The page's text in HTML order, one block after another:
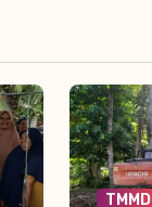
TMMD